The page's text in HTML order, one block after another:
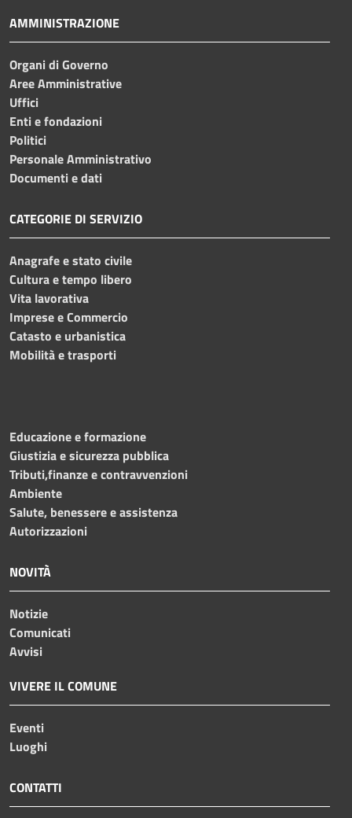
AMMINISTRAZIONE
Organi di Governo
Aree Amministrative
Uffici
Enti e fondazioni
Politici
Personale Amministrativo
Documenti e dati
CATEGORIE DI SERVIZIO
Anagrafe e stato civile
Cultura e tempo libero
Vita lavorativa
Imprese e Commercio
Catasto e urbanistica
Mobilità e trasporti
Educazione e formazione
Giustizia e sicurezza pubblica
Tributi,finanze e contravvenzioni
Ambiente
Salute, benessere e assistenza
Autorizzazioni
NOVITÀ
Notizie
Comunicati
Avvisi
VIVERE IL COMUNE
Eventi
Luoghi
CONTATTI